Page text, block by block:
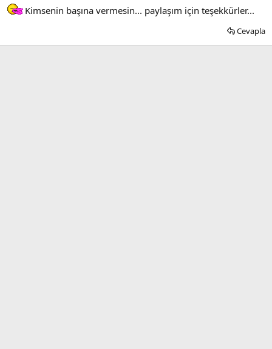
Kimsenin başına vermesin... paylaşım için teşekkürler...
Cevapla